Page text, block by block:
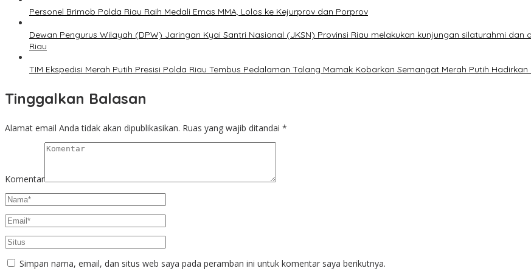
Personel Brimob Polda Riau Raih Medali Emas MMA, Lolos ke Kejurprov dan Porprov
Dewan Pengurus Wilayah (DPW) Jaringan Kyai Santri Nasional (JKSN) Provinsi Riau melakukan kunjungan silaturahmi
Riau
TIM Ekspedisi Merah Putih Presisi Polda Riau Tembus Pedalaman Talang Mamak Kobarkan Semangat Merah Putih
Tinggalkan Balasan
Alamat email Anda tidak akan dipublikasikan. Ruas yang wajib ditandai *
Komentar
Simpan nama, email, dan situs web saya pada peramban ini untuk komentar saya berikutnya.